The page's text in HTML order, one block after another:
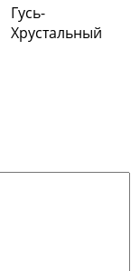
Гусь-
Хрустальный